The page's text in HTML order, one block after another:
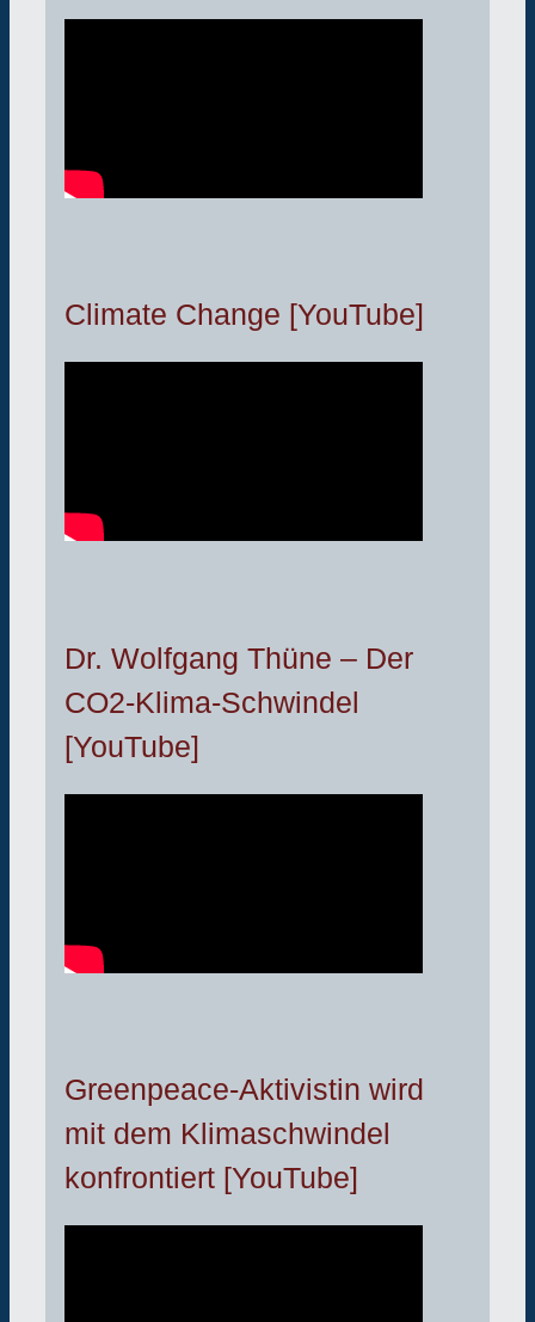
Climate Change [YouTube]
Dr. Wolfgang Thüne – Der
CO2-Klima-Schwindel
[YouTube]
Greenpeace-Aktivistin wird
mit dem Klimaschwindel
konfrontiert [YouTube]